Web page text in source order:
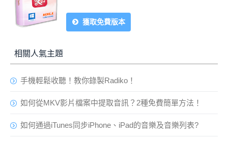
獲取免費版本
相關人氣主題
手機輕鬆收聽！教你錄製Radiko！
如何從MKV影片檔案中提取音訊？2種免費簡單方法！
如何通過iTunes同步iPhone、iPad的音樂及音樂列表?